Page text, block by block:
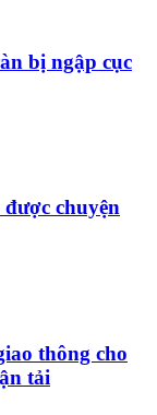
bị ngập cục
chuyện
thông cho
tải